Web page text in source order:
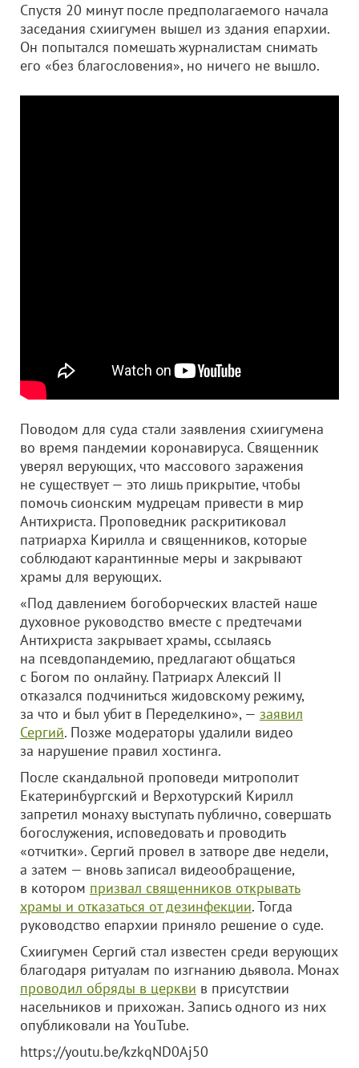
Спустя 20 минут после предполагаемого начала
заседания схиигумен вышел из здания епархии.
Он попытался помешать журналистам снимать
его «без благословения», но ничего не вышло.
Поводом для суда стали заявления схиигумена
во время пандемии коронавируса. Священник
уверял верующих, что массового заражения
не существует — это лишь прикрытие, чтобы
помочь сионским мудрецам привести в мир
Антихриста. Проповедник раскритиковал
патриарха Кирилла и священников, которые
соблюдают карантинные меры и закрывают
храмы для верующих.
«Под давлением богоборческих властей наше
духовное руководство вместе с предтечами
Антихриста закрывает храмы, ссылаясь
на псевдопандемию, предлагают общаться
с Богом по онлайну. Патриарх Алексий II
отказался подчиниться жидовскому режиму,
за что и был убит в Переделкино», — заявил
Сергий. Позже модераторы удалили видео
за нарушение правил хостинга.
После скандальной проповеди митрополит
Екатеринбургский и Верхотурский Кирилл
запретил монаху выступать публично, совершать
богослужения, исповедовать и проводить
«отчитки». Сергий провел в затворе две недели,
а затем — вновь записал видеообращение,
в котором призвал священников открывать
храмы и отказаться от дезинфекции. Тогда
руководство епархии приняло решение о суде.
Схиигумен Сергий стал известен среди верующих
благодаря ритуалам по изгнанию дьявола. Монах
проводил обряды в церкви в присутствии
насельников и прихожан. Запись одного из них
опубликовали на YouTube.
https://youtu.be/kzkqND0Aj50